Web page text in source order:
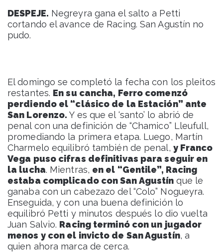
DESPEJE. Negreyra gana el salto a Petti
cortando el avance de Racing. San Agustín no
pudo.
El domingo se completó la fecha con los pleitos
restantes. En su cancha, Ferro comenzó
perdiendo el “clásico de la Estación” ante
San Lorenzo. Y es que el ‘santo’ lo abrió de
penal con una definición de “Chamico” Lleufull,
promediando la primera etapa. Luego, Martín
Charmelo equilibró también de penal, y Franco
Vega puso cifras definitivas para seguir en
la lucha. Mientras, en el “Gentile”, Racing
estaba complicado con San Agustín que le
ganaba con un cabezazo del “Colo” Nogueyra.
Enseguida, y con una buena definición lo
equilibró Petti y minutos después lo dio vuelta
Juan Salvio. Racing terminó con un jugador
menos y con el invicto de San Agustín, a
quien ahora marca de cerca.